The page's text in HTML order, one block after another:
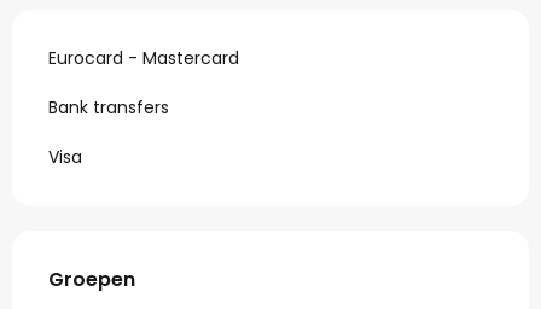
Eurocard - Mastercard
Bank transfers
Visa
Groepen
Groepen